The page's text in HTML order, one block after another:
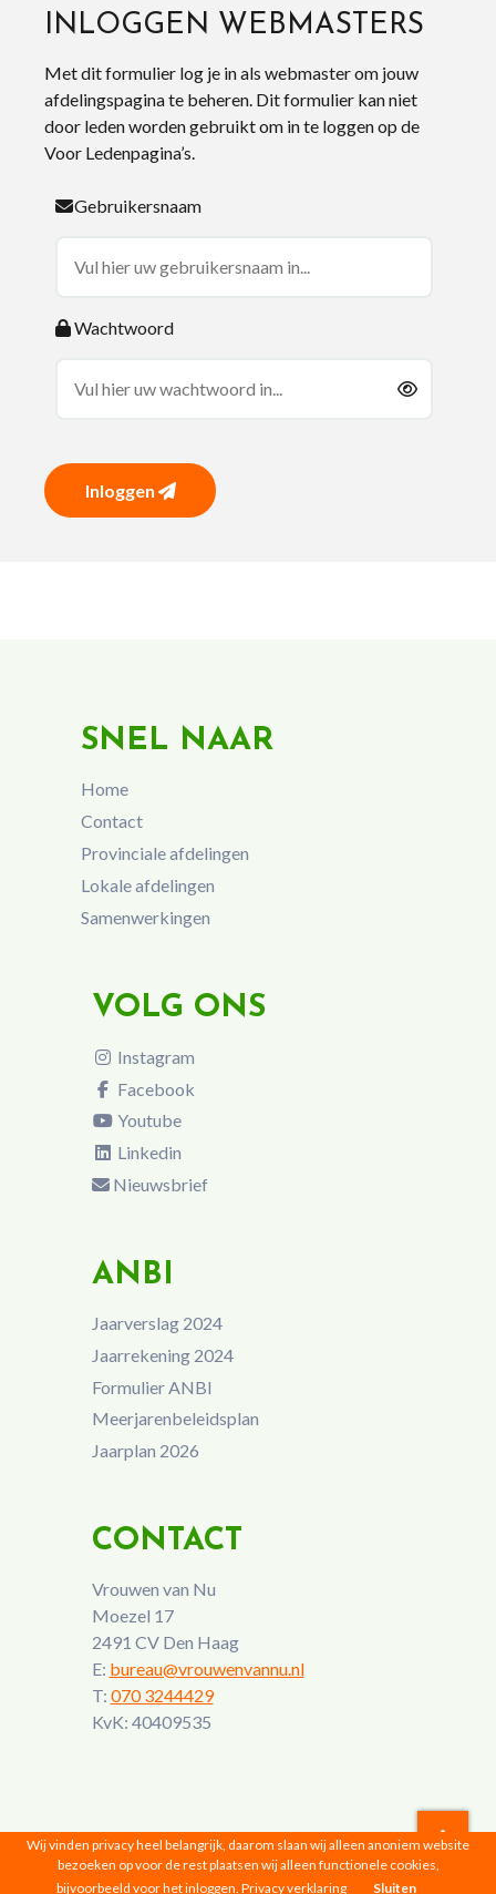
INLOGGEN WEBMASTERS
Met dit formulier log je in als webmaster om jouw
afdelingspagina te beheren. Dit formulier kan niet
door leden worden gebruikt om in te loggen op de
Voor Ledenpagina’s.
Gebruikersnaam
Wachtwoord
Inloggen
SNEL NAAR
Home
Contact
Provinciale afdelingen
Lokale afdelingen
Samenwerkingen
VOLG ONS
Instagram
Facebook
Youtube
Linkedin
Nieuwsbrief
ANBI
Jaarverslag 2024
Jaarrekening 2024
Formulier ANBI
Meerjarenbeleidsplan
Jaarplan 2026
CONTACT
Vrouwen van Nu
Moezel 17
2491 CV Den Haag
E: bureau@vrouwenvannu.nl
T: 070 3244429
KvK: 40409535
Vrouwen van Nu © 2026 |Privacyverklaring
Wij vinden privacy heel belangrijk, daarom slaan wij alleen anoniem website
bezoeken op voor de rest plaatsen wij alleen functionele cookies,
bijvoorbeeld voor het inloggen. Privacy verklaring Sluiten